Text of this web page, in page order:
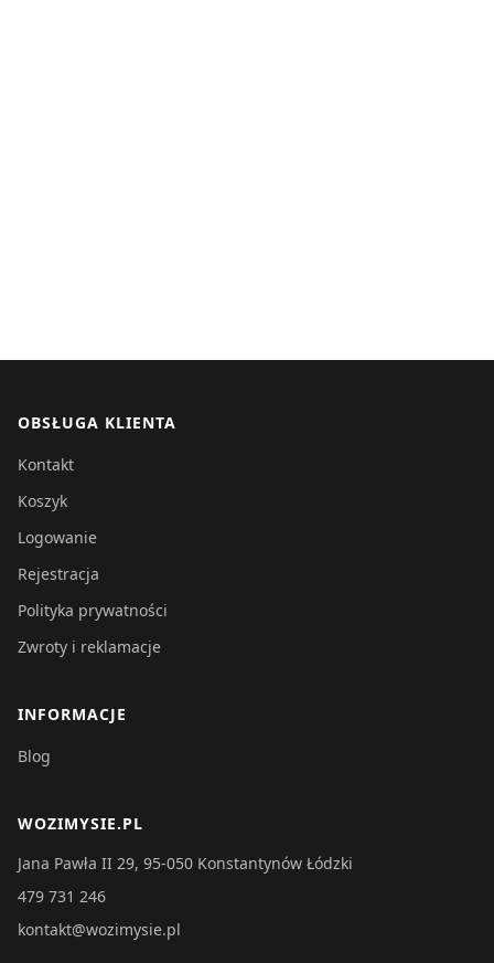
OBSŁUGA KLIENTA
Kontakt
Koszyk
Logowanie
Rejestracja
Polityka prywatności
Zwroty i reklamacje
INFORMACJE
Blog
WOZIMYSIE.PL
Jana Pawła II 29, 95-050 Konstantynów Łódzki
479 731 246
kontakt@wozimysie.pl